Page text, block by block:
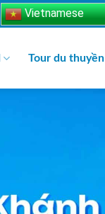
Vietnamese
Tour du thuyền